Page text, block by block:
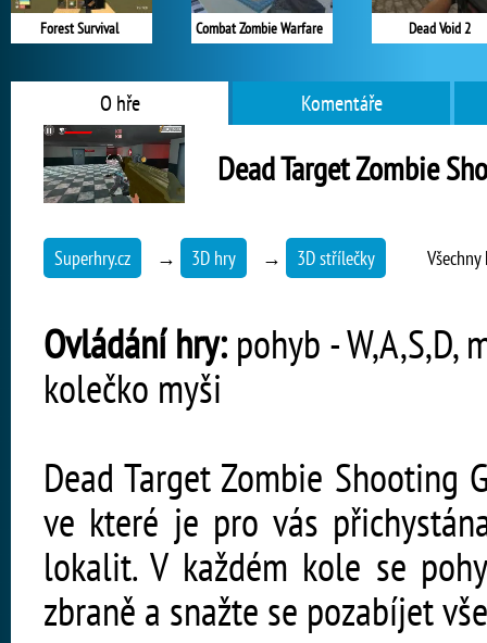
Forest Survival Combat Zombie Warfare Dead Void 2
O hře Komentáře
Dead Target Zombie
Superhry.cz → 3D hry → 3D střílečky
Ovládání hry: pohyb - W,A,S,D,
kolečko myši
Dead Target Zombie Shooting
ve které je pro vás
lokalit. V každém kole se
zbraně a snažte se pozabíjet